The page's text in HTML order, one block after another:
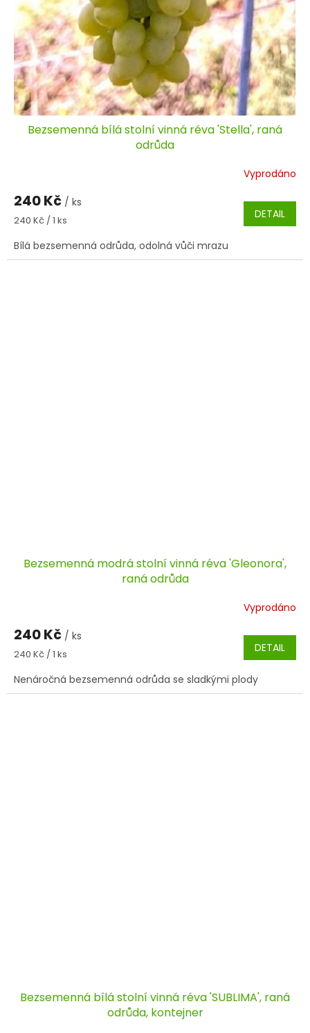
Bezsemenná bílá stolní vinná réva 'Stella', raná
odrůda
Vyprodáno
240 Kč / ks
Měrná
240 Kč / 1 ks DETAIL
Bílá bezsemenná odrůda, odolná vůči mrazu
Bezsemenná modrá stolní vinná réva 'Gleonora',
raná odrůda
Vyprodáno
240 Kč / ks
Měrná
240 Kč / 1 ks DETAIL
Nenáročná bezsemenná odrůda se sladkými plody
Bezsemenná bílá stolní vinná réva 'SUBLIMA', raná
odrůda, kontejner